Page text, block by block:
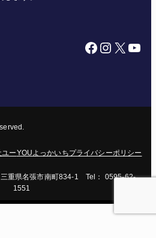
Facebook Instagram X YouTube
ーYOUよっかいちプライバシーポリシー
重県名張市南町834-1 Tel： 0595-62-
1551